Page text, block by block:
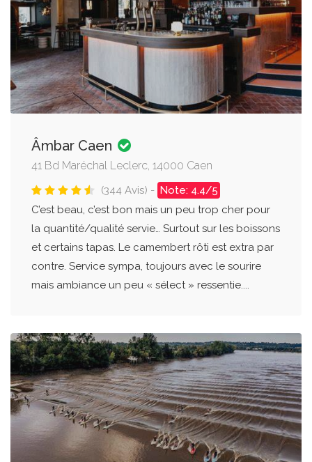
Âmbar Caen
41 Bd Maréchal Leclerc, 14000 Caen
(344 Avis) - Note: 4.4/5
C’est beau, c’est bon mais un peu trop cher pour
la quantité/qualité servie… Surtout sur les boissons
et certains tapas. Le camembert rôti est extra par
contre. Service sympa, toujours avec le sourire
mais ambiance un peu « sélect » ressentie....